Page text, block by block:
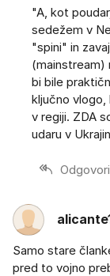
"A, kot
sedežem v
"spini" in
(mainstream)
bi bile
ključno vlogo,
v regiji. ZDA
udaru v
Odgovori
Samo stare
pred to vojno